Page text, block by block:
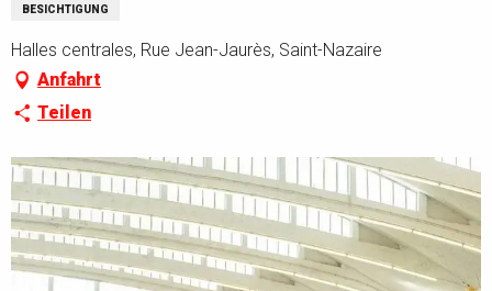
BESICHTIGUNG
Halles centrales, Rue Jean-Jaurès, Saint-Nazaire
Anfahrt
Teilen